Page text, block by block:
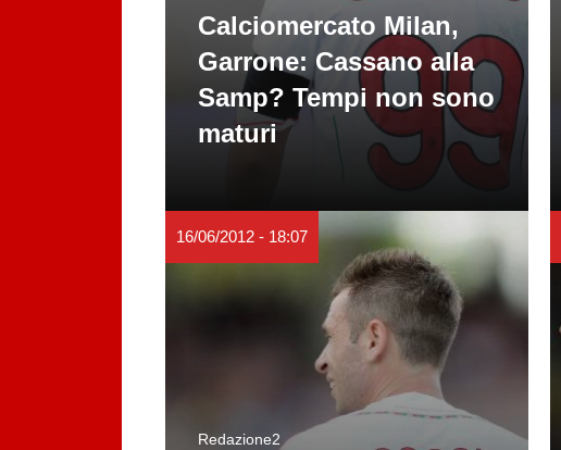
Calciomercato Milan,
Garrone: Cassano alla
Samp? Tempi non sono
maturi
16/06/2012 - 18:07
Redazione2